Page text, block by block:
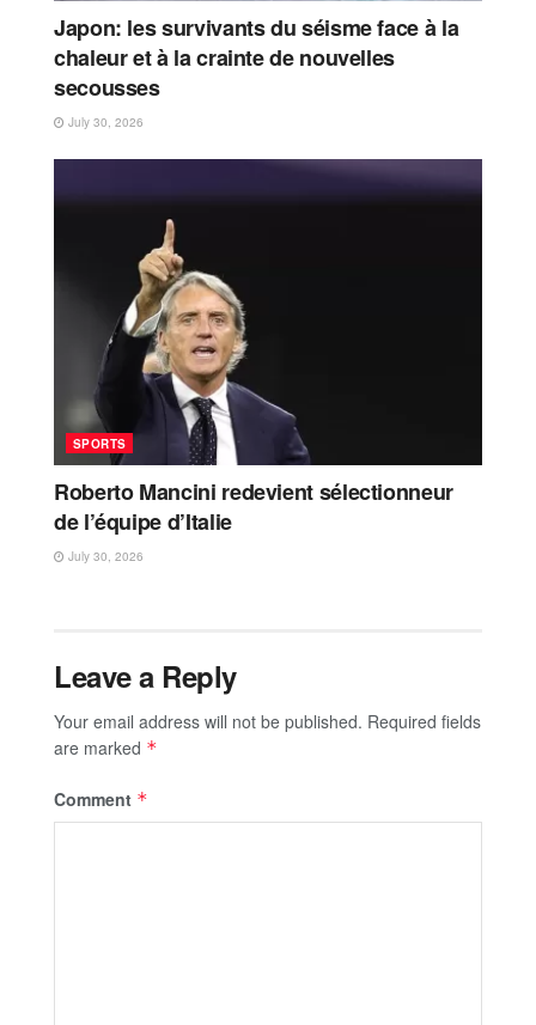
Japon: les survivants du séisme face à la
chaleur et à la crainte de nouvelles
secousses
July 30, 2026
SPORTS
Roberto Mancini redevient sélectionneur
de l’équipe d’Italie
July 30, 2026
Leave a Reply
Your email address will not be published. Required fields
are marked *
Comment *